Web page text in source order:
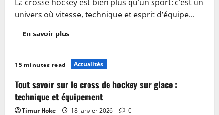
crosse,
règles
et
techniques
La crosse hockey est bien plus qu’un sport: c’est un
univers où vitesse, technique et esprit d’équipe...
En savoir plusEn
savoir
Les
bases
bien
débuter
la
crosse
hockey
15 minutes read Actualités
Tout savoir sur le cross de hockey sur glace :
technique et équipement
Timur Hoke 18 janvier 2026 0